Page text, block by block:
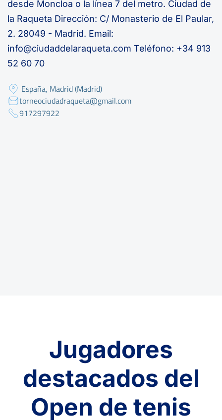
desde Moncloa o la línea 7 del metro. Ciudad de
la Raqueta Dirección: C/ Monasterio de El Paular,
2. 28049 - Madrid. Email:
info@ciudaddelaraqueta.com Teléfono: +34 913
52 60 70
España, Madrid (Madrid)
torneociudadraqueta@gmail.com
917297922
Jugadores
destacados del
Open de tenis